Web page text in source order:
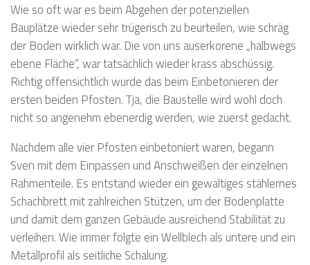
Wie so oft war es beim Abgehen der potenziellen
Bauplätze wieder sehr trügerisch zu beurteilen, wie schräg
der Boden wirklich war. Die von uns auserkorene „halbwegs
ebene Fläche“, war tatsächlich wieder krass abschüssig.
Richtig offensichtlich wurde das beim Einbetonieren der
ersten beiden Pfosten. Tja, die Baustelle wird wohl doch
nicht so angenehm ebenerdig werden, wie zuerst gedacht.
Nachdem alle vier Pfosten einbetoniert waren, begann
Sven mit dem Einpassen und Anschweißen der einzelnen
Rahmenteile. Es entstand wieder ein gewaltiges stählernes
Schachbrett mit zahlreichen Stützen, um der Bodenplatte
und damit dem ganzen Gebäude ausreichend Stabilität zu
verleihen. Wie immer folgte ein Wellblech als untere und ein
Metallprofil als seitliche Schalung.